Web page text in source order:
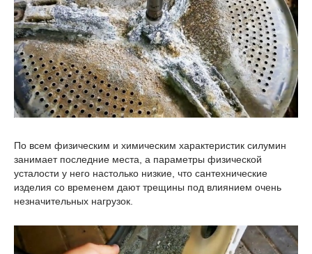
По всем физическим и химическим характеристик силумин
занимает последние места, а параметры физической
усталости у него настолько низкие, что сантехнические
изделия со временем дают трещины под влиянием очень
незначительных нагрузок.